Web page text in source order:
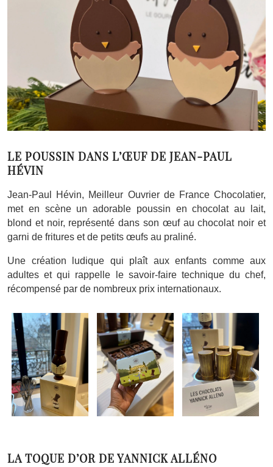
LE POUSSIN DANS L’ŒUF DE JEAN-PAUL
HÉVIN
Jean-Paul Hévin, Meilleur Ouvrier de France Chocolatier,
met en scène un adorable poussin en chocolat au lait,
blond et noir, représenté dans son œuf au chocolat noir et
garni de fritures et de petits œufs au praliné.
Une création ludique qui plaît aux enfants comme aux
adultes et qui rappelle le savoir-faire technique du chef,
récompensé par de nombreux prix internationaux.
LA TOQUE D’OR DE YANNICK ALLÉNO